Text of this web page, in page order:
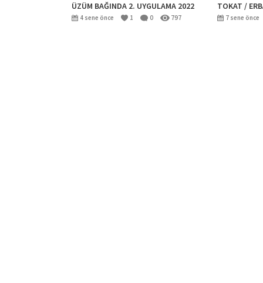
ÜZÜM BAĞINDA 2. UYGULAMA 2022
4 sene önce 1 0 797
TOKAT /
7 sene önce